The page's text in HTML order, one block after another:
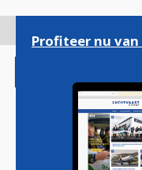
gaan
Profiteer nu